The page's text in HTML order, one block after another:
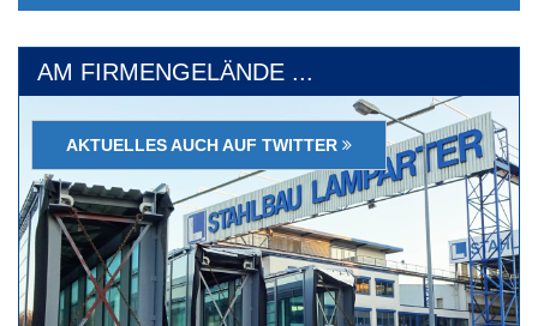
AM FIRMENGELÄNDE ...
AKTUELLES AUCH AUF TWITTER